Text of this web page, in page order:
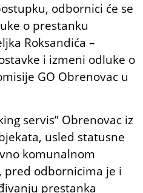
odbornici će se
o prestanku
Roksandića –
i izmeni odluke o
GO Obrenovac u
servis” Obrenovac iz
usled statusne
komunalnom
pred odbornicima je i
prestanka